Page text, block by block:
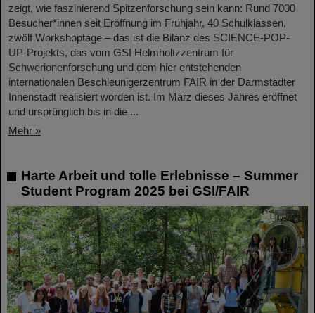
zeigt, wie faszinierend Spitzenforschung sein kann: Rund 7000
Besucher*innen seit Eröffnung im Frühjahr, 40 Schulklassen,
zwölf Workshoptage – das ist die Bilanz des SCIENCE-POP-
UP-Projekts, das vom GSI Helmholtzzentrum für
Schwerionenforschung und dem hier entstehenden
internationalen Beschleunigerzentrum FAIR in der Darmstädter
Innenstadt realisiert worden ist. Im März dieses Jahres eröffnet
und ursprünglich bis in die ...
Mehr »
Harte Arbeit und tolle Erlebnisse – Summer
Student Program 2025 bei GSI/FAIR